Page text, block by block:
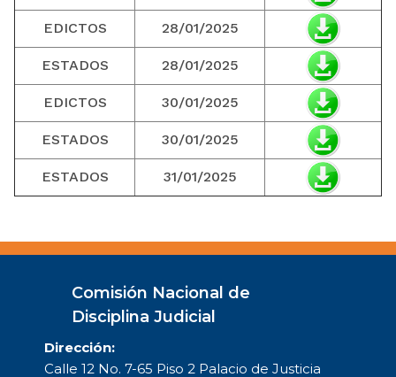
EDICTOS 28/01/2025
ESTADOS 28/01/2025
EDICTOS 30/01/2025
ESTADOS 30/01/2025
ESTADOS 31/01/2025
Comisión Nacional de
Disciplina Judicial
Dirección:
Calle 12 No. 7-65 Piso 2 Palacio de Justicia